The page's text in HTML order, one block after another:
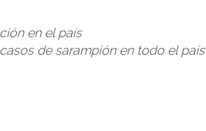
en el país
de sarampión en todo el país